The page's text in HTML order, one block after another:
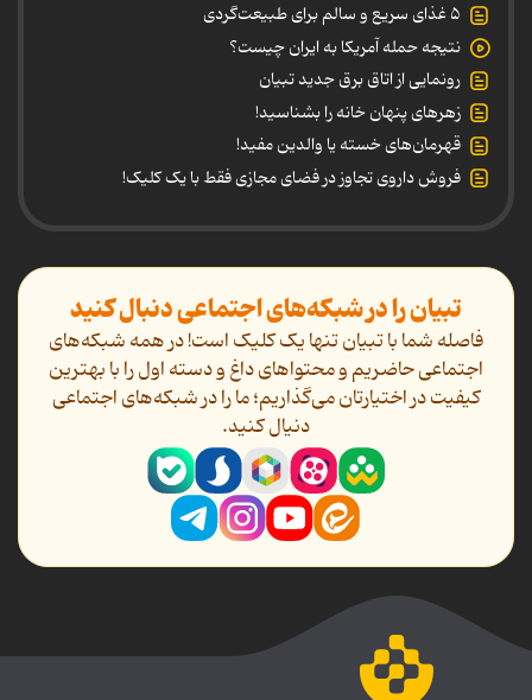
۵ غذای سریع و سالم برای طبیعت‌گردی
نتیجه حمله آمریکا به ایران چیست؟
رونمایی از اتاق برق جدید تبیان
زهرهای پنهان خانه را بشناسید!
قهرمان‌های خسته یا والدین مفید!
فروش داروی تجاوز در فضای مجازی فقط با یک کلیک!
تبیان را در شبکه‌های اجتماعی دنبال کنید
فاصله شما با تبیان تنها یک کلیک است! در همه شبکه‌های
اجتماعی حاضریم و محتواهای داغ و دسته اول را با بهترین
کیفیت در اختیارتان می‌گذاریم؛ ما را در شبکه‌های اجتماعی
دنیال کنید.